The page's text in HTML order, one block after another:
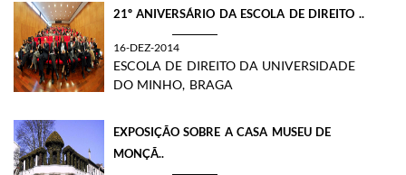
​21º ANIVERSÁRIO DA ESCOLA DE DIREITO ..
16-DEZ-2014
ESCOLA DE DIREITO DA UNIVERSIDADE
DO MINHO, BRAGA
​EXPOSIÇÃO SOBRE A CASA MUSEU DE
MONÇÃ..